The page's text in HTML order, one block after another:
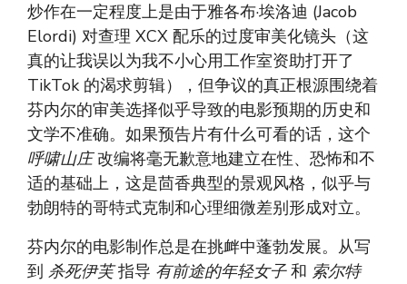
炒作在一定程度上是由于雅各布·埃洛迪 (Jacob
Elordi) 对查理 XCX 配乐的过度审美化镜头（这
真的让我误以为我不小心用工作室资助打开了
TikTok 的渴求剪辑），但争议的真正根源围绕着
芬内尔的审美选择似乎导致的电影预期的历史和
文学不准确。如果预告片有什么可看的话，这个
呼啸山庄改编将毫无歉意地建立在性、恐怖和不
适的基础上，这是茴香典型的景观风格，似乎与
勃朗特的哥特式克制和心理细微差别形成对立。
芬内尔的电影制作总是在挑衅中蓬勃发展。从写
到 杀死伊芙指导 有前途的年轻女子和 索尔特